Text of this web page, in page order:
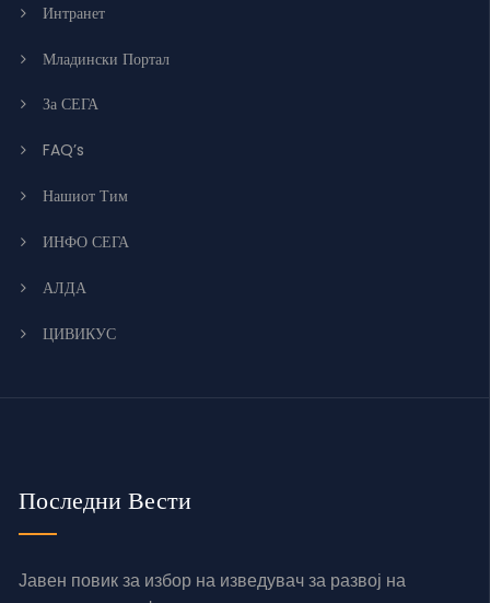
Интранет
Младински Портал
За СЕГА
FAQ’s
Нашиот Тим
ИНФО СЕГА
АЛДА
ЦИВИКУС
Последни Вести
Јавен повик за избор на изведувач за развој на